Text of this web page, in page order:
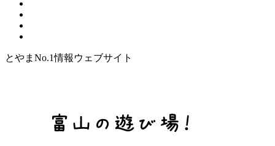
とやまNo.1情報ウェブサイト